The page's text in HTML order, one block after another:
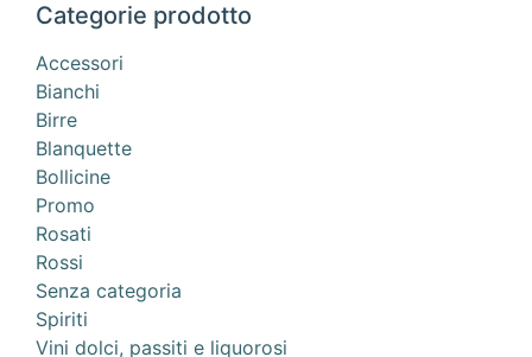
Categorie prodotto
Accessori
Bianchi
Birre
Blanquette
Bollicine
Promo
Rosati
Rossi
Senza categoria
Spiriti
Vini dolci, passiti e liquorosi